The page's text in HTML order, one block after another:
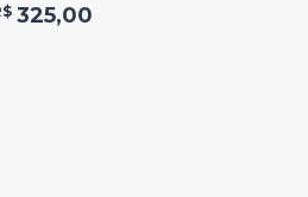
325,00